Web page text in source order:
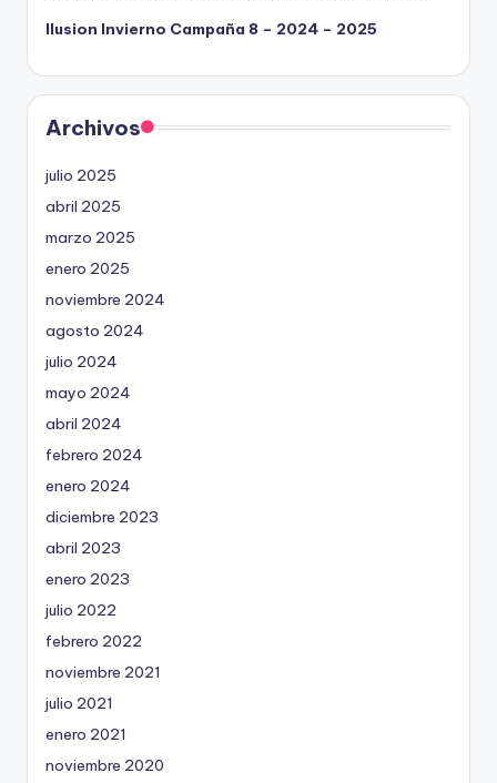
Ilusion Invierno Campaña 8 – 2024 – 2025
Archivos
julio 2025
abril 2025
marzo 2025
enero 2025
noviembre 2024
agosto 2024
julio 2024
mayo 2024
abril 2024
febrero 2024
enero 2024
diciembre 2023
abril 2023
enero 2023
julio 2022
febrero 2022
noviembre 2021
julio 2021
enero 2021
noviembre 2020